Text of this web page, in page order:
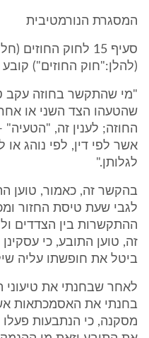
המסגרת הנורמטיבית
(להלן:"חוק החוזים")
"מי שהתקשר בחוזה עקב
שהטעהו הצד השני או
החוזה; לענין זה, "הטעיה"
אשר לפי דין, לפי נוהג
לגלותן."
בהקשר זה, כאמור, טוען
לגבי שעת טיסת החזור
ההתקשרות בין הצדדים
זה, טוען התובע, כי
ביטל את חופשתו עליה
לאחר שבחנתי את טיעוני
בחנתי את האסמכתאות
מסקנה, כי הנתבעות פעלו